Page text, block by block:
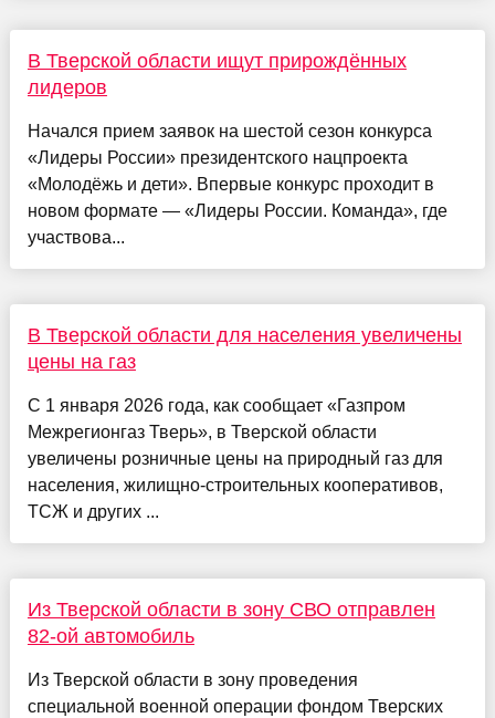
В Тверской области ищут прирождённых
лидеров
Начался прием заявок на шестой сезон конкурса
«Лидеры России» президентского нацпроекта
«Молодёжь и дети». Впервые конкурс проходит в
новом формате — «Лидеры России. Команда», где
участвова...
В Тверской области для населения увеличены
цены на газ
С 1 января 2026 года, как сообщает «Газпром
Межрегионгаз Тверь», в Тверской области
увеличены розничные цены на природный газ для
населения, жилищно-строительных кооперативов,
ТСЖ и других ...
Из Тверской области в зону СВО отправлен
82-ой автомобиль
Из Тверской области в зону проведения
специальной военной операции фондом Тверских